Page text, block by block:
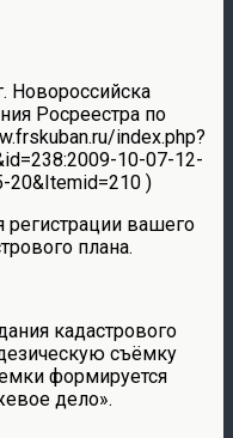
Новороссийска
Росреестра по
index.php?
10-07-12-
20&Itemid=210 )
регистрации вашего
плана.
кадастрового
съёмку
формируется
дело».